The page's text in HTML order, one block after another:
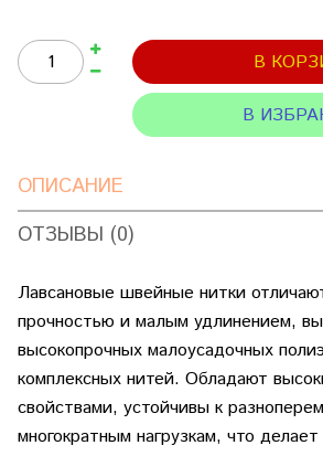
В
В
ОПИСАНИЕ
ОТЗЫВЫ (0)
Лавсановые швейные нитки
прочностью и малым удлинением,
высокопрочных малоусадочных
комплексных нитей. Обладают
свойствами, устойчивы к
многократным нагрузкам, что